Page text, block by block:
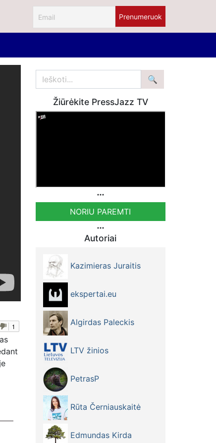
1
Žiūrėkite PressJazz TV
NORIU PAREMTI
Autoriai
Kazimieras Juraitis
ekspertai.eu
Algirdas Paleckis
LTV žinios
PetrasP
Rūta Černiauskaitė
Edmundas Kirda